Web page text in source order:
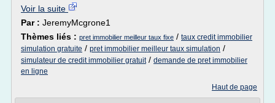
Voir la suite
Par : JeremyMcgrone1
Thèmes liés : pret immobilier meilleur taux fixe / taux credit immobilier
simulation gratuite / pret immobilier meilleur taux simulation /
simulateur de credit immobilier gratuit/ demande de pret immobilier
en ligne
Haut de page